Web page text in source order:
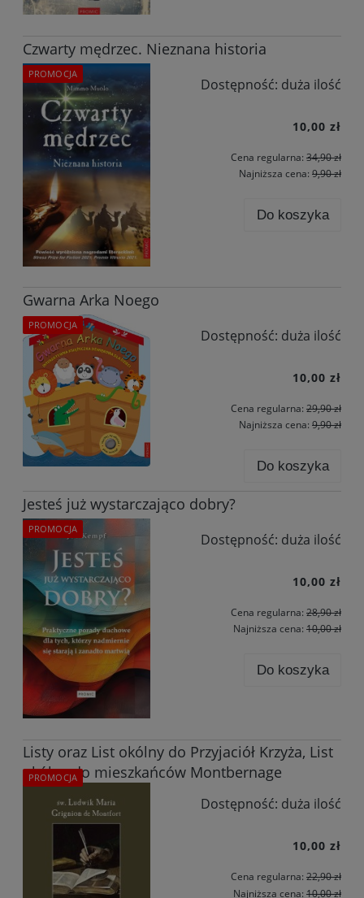
Czwarty mędrzec. Nieznana historia
Dostępność: duża ilość
10,00 zł
Cena regularna: 34,90 zł
Najniższa cena: 9,90 zł
Do koszyka
PROMOCJA
Gwarna Arka Noego
Dostępność: duża ilość
10,00 zł
Cena regularna: 29,90 zł
Najniższa cena: 9,90 zł
Do koszyka
PROMOCJA
Jesteś już wystarczająco dobry?
Dostępność: duża ilość
10,00 zł
Cena regularna: 28,90 zł
Najniższa cena: 10,00 zł
Do koszyka
PROMOCJA
Listy oraz List okólny do Przyjaciół Krzyża, List
okólny do mieszkańców Montbernage
Dostępność: duża ilość
10,00 zł
Cena regularna: 22,90 zł
Najniższa cena: 10,00 zł
PROMOCJA